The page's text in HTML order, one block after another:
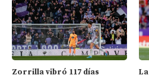
Zorrilla vibró 117 días